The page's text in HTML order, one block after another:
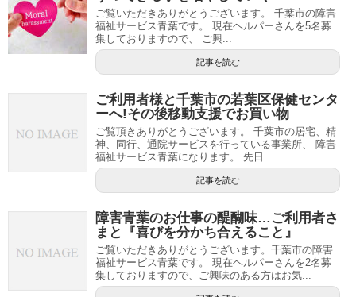
ご覧いただきありがとうございます。 千葉市の障害
福祉サービス青葉です。 現在ヘルパーさんを5名募
集しておりますので、 ご興...
記事を読む
ご利用者様と千葉市の若葉区保健センタ
ーへ!その後移動支援でお買い物
ご覧頂きありがとうございます。 千葉市の居宅、精
神、同行、通院サービスを行っている事業所、 障害
福祉サービス青葉になります。 先日...
記事を読む
障害青葉のお仕事の醍醐味…ご利用者さ
まと『喜びを分かち合えること』
ご覧いただきありがとうございます。千葉市の障害
福祉サービス青葉です。 現在ヘルパーさんを2名募
集しておりますので、ご興味のある方はお気...